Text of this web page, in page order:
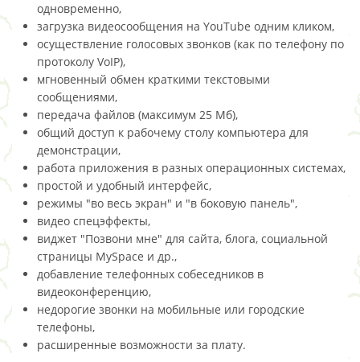
одновременно,
загрузка видеосообщения на YouTube одним кликом,
осуществление голосовых звонков (как по телефону по
протоколу VoIP),
мгновенный обмен краткими текстовыми
сообщениями,
передача файлов (максимум 25 Мб),
общий доступ к рабочему столу компьютера для
демонстрации,
работа приложения в разных операционных системах,
простой и удобный интерфейс,
режимы "во весь экран" и "в боковую панель",
видео спецэффекты,
виджет "Позвони мне" для сайта, блога, социальной
страницы MySpace и др.,
добавление телефонных собеседников в
видеоконференцию,
недорогие звонки на мобильные или городские
телефоны,
расширенные возможности за плату.